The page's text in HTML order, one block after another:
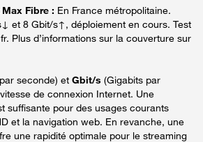
Fibre : En France métropolitaine.
et 8 Gbit/s↑, déploiement en cours. Test
Plus d’informations sur la couverture sur
seconde) et Gbit/s (Gigabits par
de connexion Internet. Une
suffisante pour des usages courants
et la navigation web. En revanche, une
une rapidité optimale pour le streaming